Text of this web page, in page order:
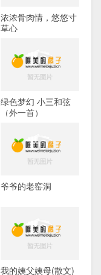
浓浓骨肉情，悠悠寸
草心
绿色梦幻 小三和弦
（外一首）
爷爷的老窑洞
我的姨父姨母(散文)